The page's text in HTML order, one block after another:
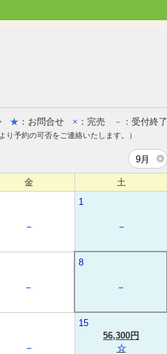
★ ：お問合せ × ：完売 － ：受付終了
り予約の可否をご連絡いたします。）
9月
金 土
－
1
－
－
8
－
－
15
56,300円
☆